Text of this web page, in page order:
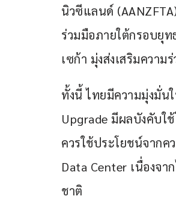
นิวซีแลนด์
ร่วมมือภายใต้กรอบยุท
เซก้า มุ่งส่งเสริมควา
ทั้งนี้ ไทยมีความมุ่งมั่น
Upgrade มีผลบังคับใ
ควรใช้ประโยชน์จาก
Data Center เนื่องจ
ชาติ